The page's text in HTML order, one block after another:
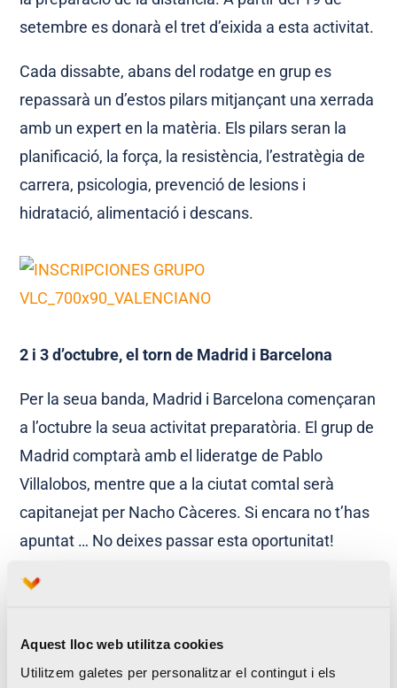
Aquest lloc web utilitza cookies
Utilitzem galetes per personalitzar el contingut i els
setembre es donarà el tret d’eixida a esta activitat.
Cada dissabte, abans del rodatge en grup es
repassarà un d’estos pilars mitjançant una xerrada
amb un expert en la matèria. Els pilars seran la
planificació, la força, la resistència, l’estratègia de
carrera, psicologia, prevenció de lesions i
hidratació, alimentació i descans.
2 i 3 d’octubre, el torn de Madrid i Barcelona
Per la seua banda, Madrid i Barcelona començaran
a l’octubre la seua activitat preparatòria. El grup de
Madrid comptarà amb el lideratge de Pablo
Villalobos, mentre que a la ciutat comtal serà
capitanejat per Nacho Càceres. Si encara no t’has
apuntat … No deixes passar esta oportunitat!
Per tant, si encara no t’has inscrit a l’activitat, pots